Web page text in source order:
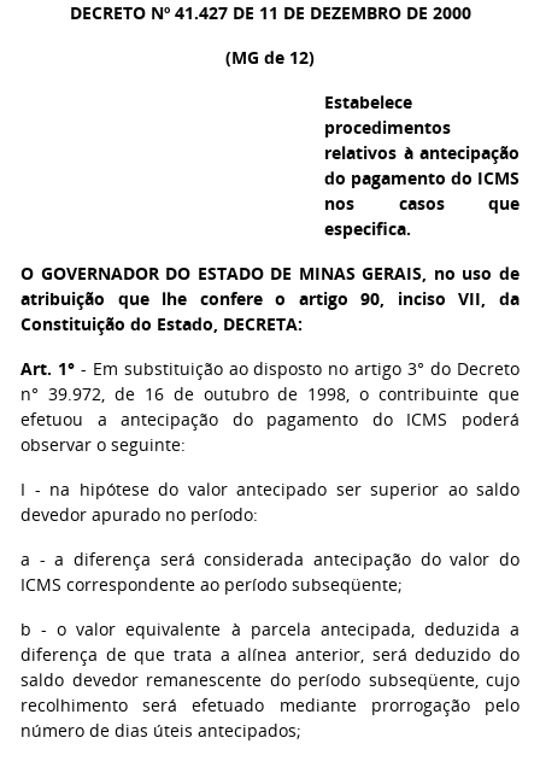
DECRETO Nº 41.427 DE 11 DE DEZEMBRO DE 2000
(MG de 12)
Estabelece
procedimentos
relativos à antecipação
do pagamento do ICMS
nos casos que
especifica.
O GOVERNADOR DO ESTADO DE MINAS GERAIS, no uso de
atribuição que lhe confere o artigo 90, inciso VII, da
Constituição do Estado, DECRETA:
Art. 1°- Em substituição ao disposto no artigo 3° do Decreto
n° 39.972, de 16 de outubro de 1998, o contribuinte que
efetuou a antecipação do pagamento do ICMS poderá
observar o seguinte:
I - na hipótese do valor antecipado ser superior ao saldo
devedor apurado no período:
a - a diferença será considerada antecipação do valor do
ICMS correspondente ao período subseqüente;
b - o valor equivalente à parcela antecipada, deduzida a
diferença de que trata a alínea anterior, será deduzido do
saldo devedor remanescente do período subseqüente, cujo
recolhimento será efetuado mediante prorrogação pelo
número de dias úteis antecipados;